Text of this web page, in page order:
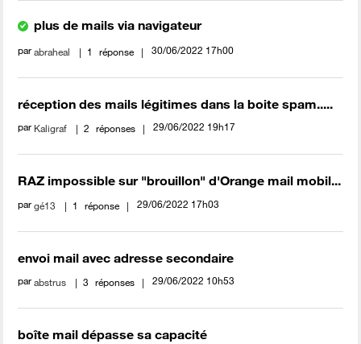
plus de mails via navigateur
parabraheal 1 réponse ‎30/06/2022 17h00
réception des mails légitimes dans la boite spam.....
par Kaligraf 2 réponses ‎29/06/2022 19h17
RAZ impossible sur "brouillon" d'Orange mail mobil...
pargé13 1 réponse ‎29/06/2022 17h03
envoi mail avec adresse secondaire
parabstrus 3 réponses ‎29/06/2022 10h53
boîte mail dépasse sa capacité